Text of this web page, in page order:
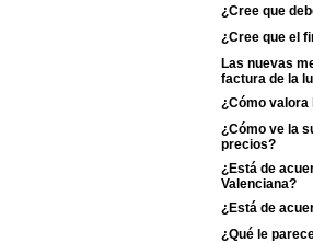
¿Cree que
¿Cree que el
Las nuevas
factura de la
¿Cómo valora
¿Cómo ve la
precios?
¿Está de
Valenciana?
¿Está de
¿Qué le